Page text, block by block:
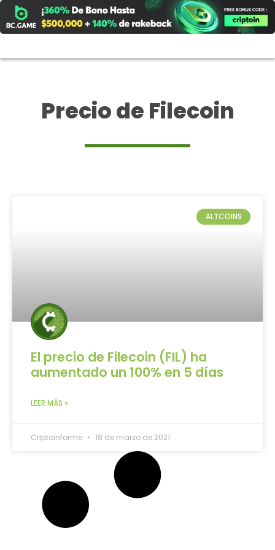
al
contenido
Precio de Filecoin
ALTCOINS
El precio de Filecoin (FIL) ha
aumentado un 100% en 5 días
LEER MÁS »
Criptoinforme 18 de marzo de 2021